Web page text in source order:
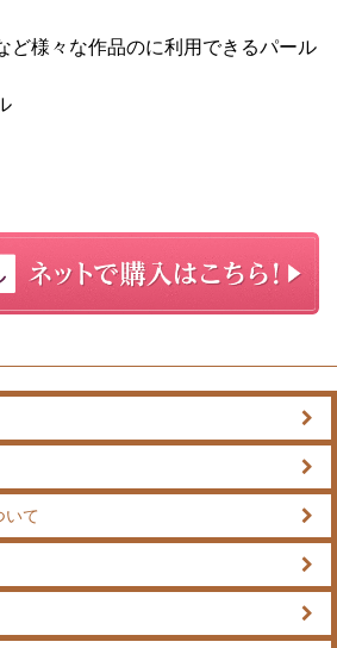
ど様々な作品のに利用できるパール
いて